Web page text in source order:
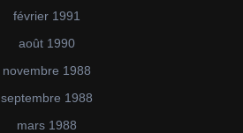
février 1991
août 1990
novembre 1988
septembre 1988
mars 1988